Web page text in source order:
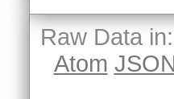
Raw Data in:
Atom